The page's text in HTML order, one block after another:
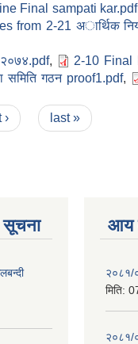
Final sampati kar.pdf
from 2-21 अार्थिक
२०७४.pdf, 2-10 Final
समिति गठन proof1.pdf,
› last »
सूचना आय
२०८१/
मिति:
२०८१/